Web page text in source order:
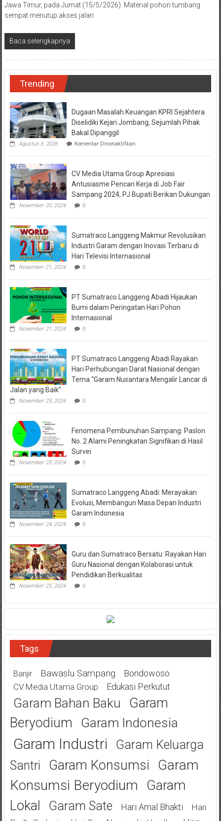
Jawa Timur, pada Jumat (15/5/2026). Material pohon tumbang
sempat menutup akses jalan
Baca selengkapnya
Trending
Dugaan Masalah Keuangan KPRI Sejahtera
Diselidiki Kejari Jombang, Sejumlah Pihak
Bakal Dipanggil
Agustus 6, 2026 Komentar Dinonaktifkanpada
Masalah
KPRI
Sejahtera
Diselidiki
Kejari
Pihak
Dipanggil
CV Media Utama Group Apresiasi
Antusiasme Pencari Kerja di Job Fair
Sampang 2024, PJ Bupati Berikan Dukungan
November 20, 2024 0
Sumatraco Langgeng Makmur Revolusikan
Industri Garam dengan Inovasi Terbaru di
Hari Televisi Internasional
November 21, 2024 0
PT Sumatraco Langgeng Abadi Hijaukan
Bumi dalam Peringatan Hari Pohon
Internasional
November 21, 2024 0
PT Sumatraco Langgeng Abadi Rayakan
Hari Perhubungan Darat Nasional dengan
Tema “Garam Nusantara Mengalir Lancar di
Jalan yang Baik”
November 23, 2024 0
Fenomena Pembunuhan Sampang: Paslon
No. 2 Alami Peningkatan Signifikan di Hasil
Survei
November 23, 2024 0
Sumatraco Langgeng Abadi: Merayakan
Evolusi, Membangun Masa Depan Industri
Garam Indonesia
November 24, 2024 0
Guru dan Sumatraco Bersatu: Rayakan Hari
Guru Nasional dengan Kolaborasi untuk
Pendidikan Berkualitas
November 25, 2024 0
Tags
Banjir Bawaslu Sampang Bondowoso
CV.Media Utama Group Edukasi Perkutut
Garam Bahan Baku
Garam
Beryodium
Garam Indonesia
Garam Industri
Garam Keluarga
Santri
Garam Konsumsi
Garam
Konsumsi Beryodium
Garam
Lokal
Garam Sate Hari Amal Bhakti
Hari